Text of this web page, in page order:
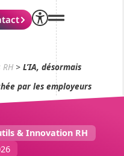
>L’IA, désormais
par les employeurs
& Innovation RH